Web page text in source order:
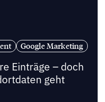
Google Marketing
Einträge – doch
geht